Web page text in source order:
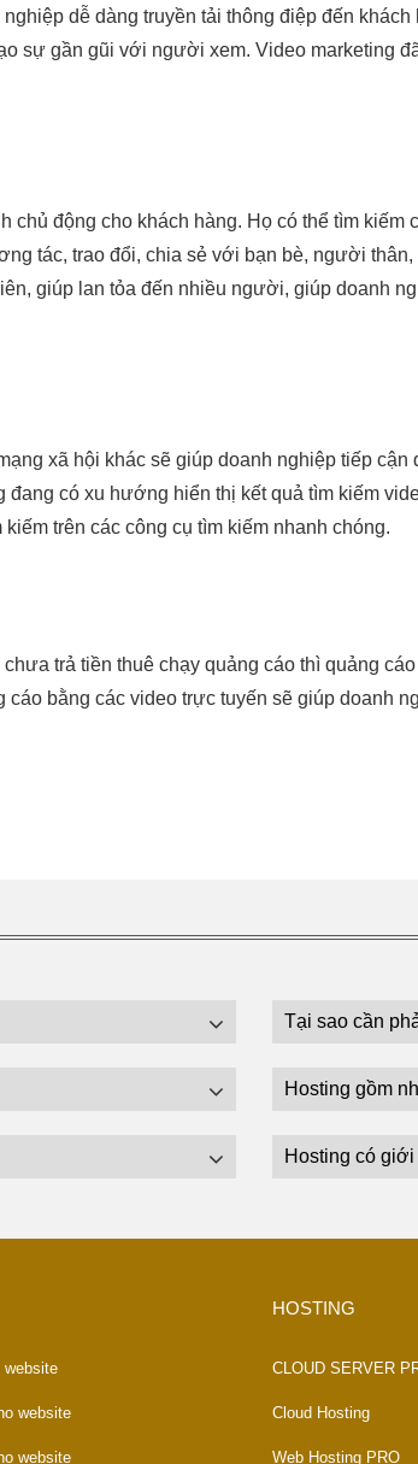
dễ dàng truyền tải thông điệp đến
sự gần gũi với người xem. Video marketing
chủ động cho khách hàng. Họ có thể tìm
tác, trao đổi, chia sẻ với bạn bè, người
giúp lan tỏa đến nhiều người, giúp doanh
xã hội khác sẽ giúp doanh nghiệp tiếp
có xu hướng hiển thị kết quả tìm kiếm
trên các công cụ tìm kiếm nhanh chóng.
trả tiền thuê chạy quảng cáo thì quảng
bằng các video trực tuyến sẽ giúp doanh
Tại sao cần
Hosting gồm
Hosting có
website
website
website
HOSTING
CLOUD SERVER
Cloud Hosting
Web Hosting PRO